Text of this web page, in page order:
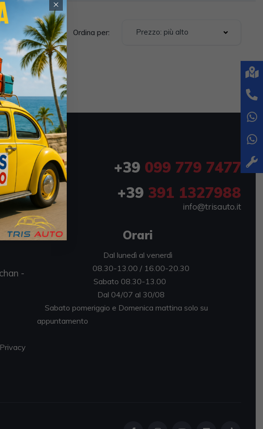
Ordina per: Prezzo: più alto
-
-
+39099 779 7477
+39391 1327988
info@trisauto.it
Orari
Dal lunedì al venerdì
08.30-13.00 / 16.00-20.30
Sabato 08.30-13.00
Dal 04/07 al 30/08
Sabato pomeriggio e Domenica mattina solo su
appuntamento
Privacy
×